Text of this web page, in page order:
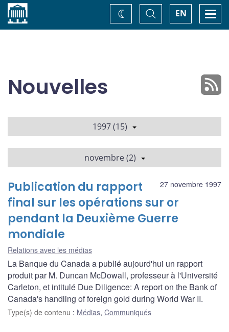
Accueil EN
Basculer
la
recherche
Changez
de
Nouvelles
1997 (15)
novembre (2)
27 novembre 1997
Publication du rapport
final sur les opérations sur or
pendant la Deuxième Guerre
mondiale
Relations avec les médias
La Banque du Canada a publié aujourd'hui un rapport
produit par M. Duncan McDowall, professeur à l'Université
Carleton, et intitulé Due Diligence: A report on the Bank of
Canada's handling of foreign gold during World War II.
Type(s) de contenu : Médias, Communiqués